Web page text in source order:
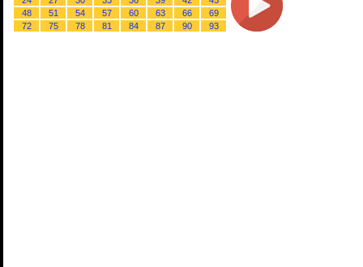
48
51 54 57 60 63 66
69
72
75 78 81 84 87 90 93